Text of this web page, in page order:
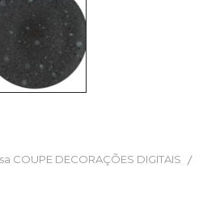
COUPE DECORAÇÕES DIGITAIS